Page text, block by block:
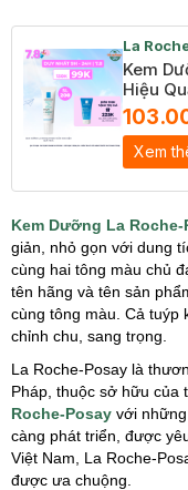
La
Kem
Hiệu
Xem
Kem Dưỡng La
giản, nhỏ gọn với dung
cùng hai tông màu chủ
tên hãng và tên sản
cùng tông màu. Cả tuýp
chỉnh chu, sang trọng.
La Roche-Posay là
Pháp, thuộc sở hữu của
Roche-Posay với
càng phát triển, được
Việt Nam, La Roche-
được ưa chuộng.